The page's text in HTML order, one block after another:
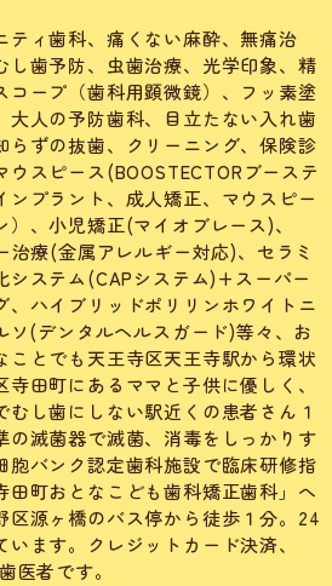
ティ歯科、痛くない麻酔、無痛治
し歯予防、虫歯治療、光学印象、精
コープ（歯科用顕微鏡）、フッ素塗
大人の予防歯科、目立たない入れ歯
らずの抜歯、クリーニング、保険診
スピース(BOOSTECTORブーステ
ンプラント、成人矯正、マウスピー
、小児矯正(マイオブレース)、
治療(金属アレルギー対応)、セラミ
システム(CAPシステム)+スーパー
、ハイブリッドポリリンホワイトニ
ソ(デンタルヘルスガード)等々、お
ことでも天王寺区天王寺駅から環状
田町にあるママと子供に優しく、
し歯にしない駅近くの患者さん１
の滅菌器で滅菌、消毒をしっかりす
胞バンク認定歯科施設で臨床研修指
田町おとなこども歯科矯正歯科」へ
区源ヶ橋のバス停から徒歩１分。24
ます。クレジットカード決済、
医者です。